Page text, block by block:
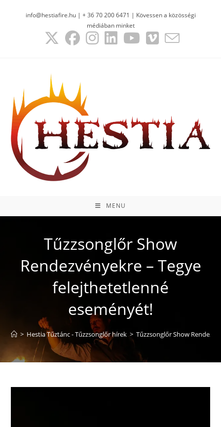
info@hestiafire.hu | + 36 70 200 6471 | Kövessen a közösségi
médiában minket
MENU
Tűzzsonglőr Show
Rendezvényekre – Tegye
felejthetetlenné
eseményét!
> Hestia Tűztánc - Tűzzsonglőr hírek > Tűzzsonglőr Show